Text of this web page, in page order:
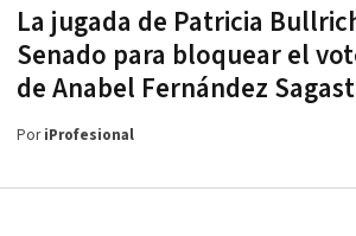
La jugada de Patricia
Senado para bloquear el
de Anabel Fernández
PoriProfesional